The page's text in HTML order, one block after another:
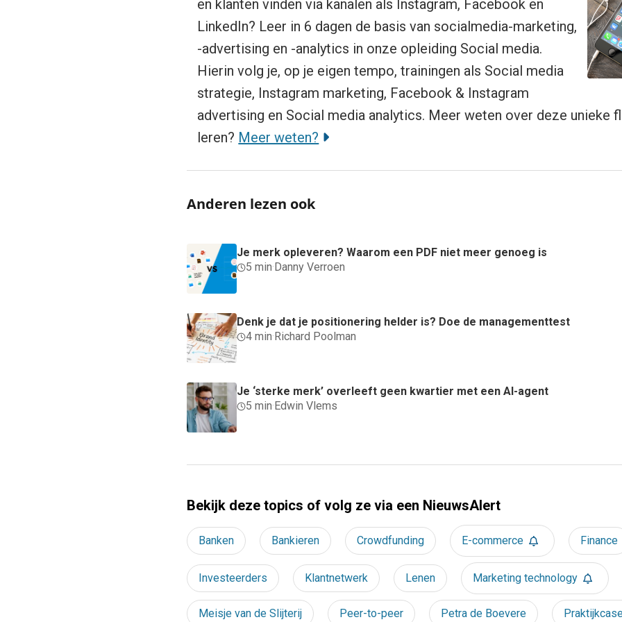
en klanten vinden via kanalen als Instagram, Facebook en
LinkedIn? Leer in 6 dagen de basis van socialmedia-marketing,
-advertising en -analytics in onze opleiding Social media.
Hierin volg je, op je eigen tempo, trainingen als Social media
strategie, Instagram marketing, Facebook & Instagram
advertising en Social media analytics. Meer weten over deze unieke
leren? Meer weten?
Anderen lezen ook
Je merk opleveren? Waarom een PDF niet meer genoeg is
5 min· Danny Verroen
Denk je dat je positionering helder is? Doe de managementtest
4 min· Richard Poolman
Je ‘sterke merk’ overleeft geen kwartier met een AI-agent
5 min· Edwin Vlems
Bekijk deze topics of volg ze via een NieuwsAlert
Banken Bankieren Crowdfunding E-commerce Finance
Investeerders Klantnetwerk Lenen Marketing technology
Meisje van de Slijterij Peer-to-peer Petra de Boevere